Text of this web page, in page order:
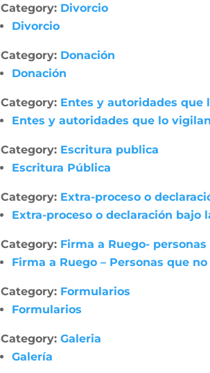
Category: Divorcio
Divorcio
Category: Donación
Donación
Category: Entes y autoridades que
Entes y autoridades que lo vigilan
Category: Escritura publica
Escritura Pública
Category: Extra-proceso o
Extra-proceso o declaración bajo
Category: Firma a Ruego-
Firma a Ruego – Personas que
Category: Formularios
Formularios
Category:Galeria
Galería